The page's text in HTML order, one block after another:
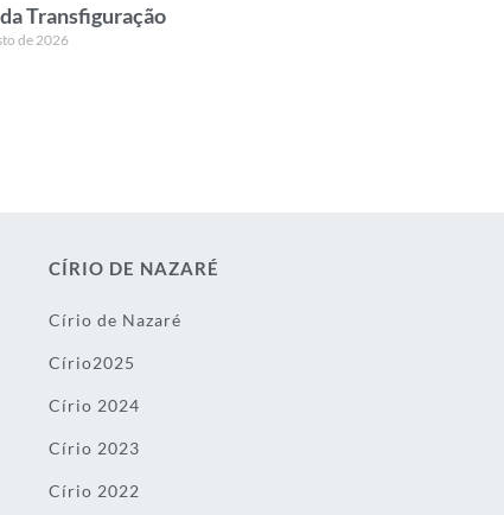
Transfiguração
de 2026
CÍRIO DE NAZARÉ
Círio de Nazaré
Círio2025
Círio 2024
Círio 2023
Círio 2022